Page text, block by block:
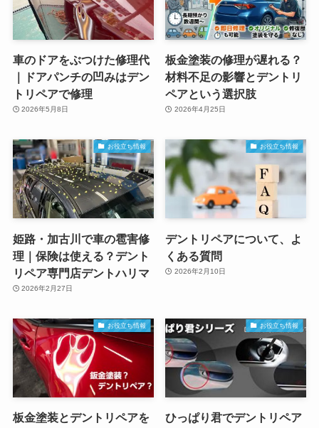
車のドアをぶつけた修理代
｜ドアパンチの凹みはデン
トリペアで修理
2026年5月8日
板金塗装の修理が遅れる？
材料不足の影響とデントリ
ペアという選択肢
2026年4月25日
お役立ち情報
姫路・加古川で車の雹害修
理｜保険は使える？デント
リペア専門店デントハリマ
2026年2月27日
お役立ち情報
デントリペアについて、よ
くある質問
2026年2月10日
お役立ち情報
板金塗装とデントリペアを
お役立ち情報
ひっぱり君でデントリペア